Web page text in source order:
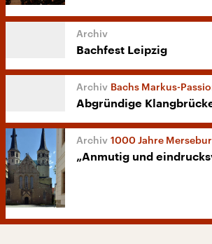
Bachfest Leipzig
Bachs Markus-
Abgründige
1000 Jahre
„Anmutig und